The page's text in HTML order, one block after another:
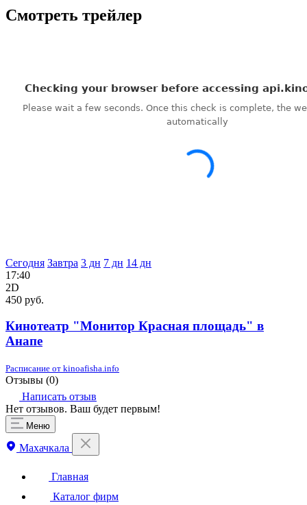
Смотреть трейлер
Сегодня Завтра 3 дн 7 дн 14 дн
17:40
2D
450 руб.
Кинотеатр "Монитор Красная площадь" в
Анапе
Расписание от kinoafisha.info
Отзывы (0)
Написать отзыв
Нет отзывов. Ваш будет первым!
Меню
Махачкала
Главная
Каталог фирм